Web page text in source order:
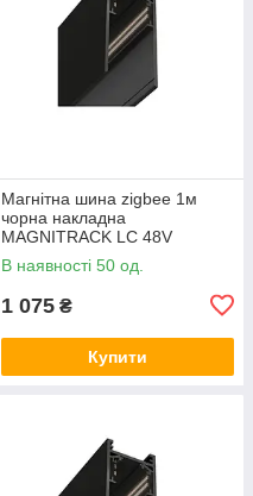
Магнітна шина zigbee 1м
чорна накладна
MAGNITRACK LC 48V
LTRzigbee-MT41
В наявності 50 од.
1 075 ₴
Купити